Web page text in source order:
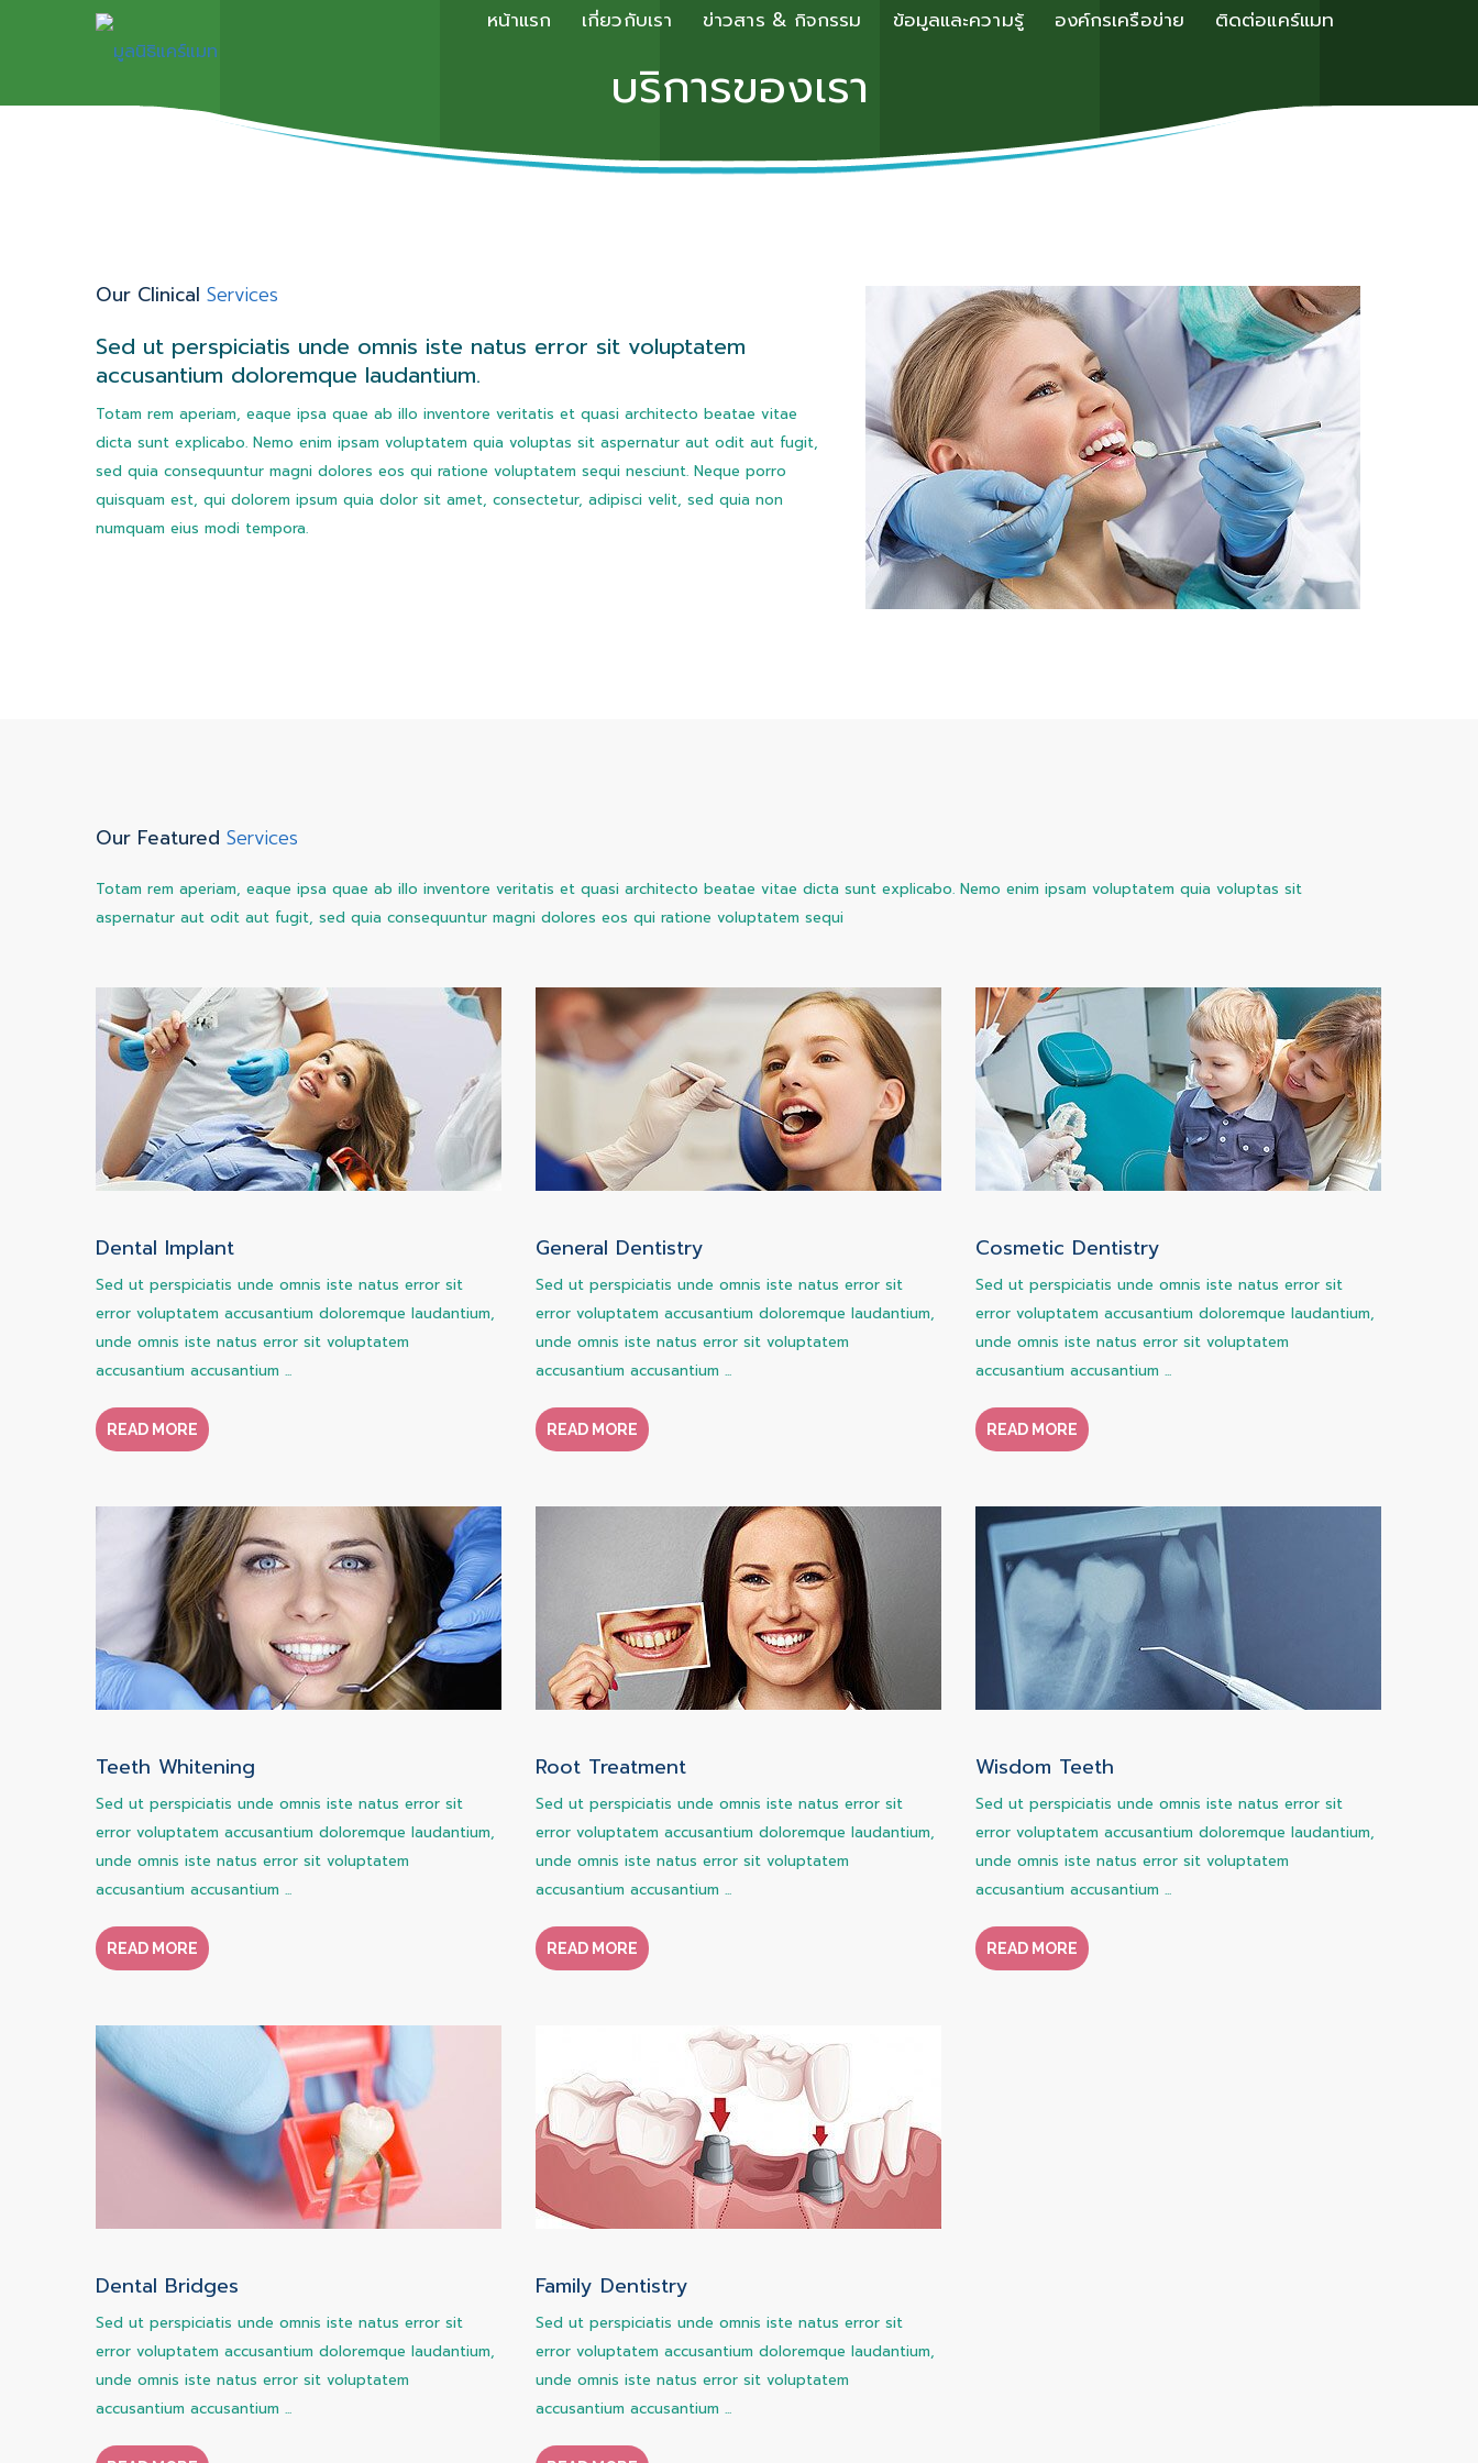
หน้าแรก เกี่ยวกับเรา ข่าวสาร & กิจกรรม ข้อมูลและความรู้ องค์กรเครือข่าย ติดต่อแคร์แมท
บริการของเรา
Our Clinical Services
Sed ut perspiciatis unde omnis iste natus error sit voluptatem
accusantium doloremque laudantium.
Totam rem aperiam, eaque ipsa quae ab illo inventore veritatis et quasi architecto beatae vitae
dicta sunt explicabo. Nemo enim ipsam voluptatem quia voluptas sit aspernatur aut odit aut fugit,
sed quia consequuntur magni dolores eos qui ratione voluptatem sequi nesciunt. Neque porro
quisquam est, qui dolorem ipsum quia dolor sit amet, consectetur, adipisci velit, sed quia non
numquam eius modi tempora.
Our Featured Services
Totam rem aperiam, eaque ipsa quae ab illo inventore veritatis et quasi architecto beatae vitae dicta sunt explicabo. Nemo enim ipsam voluptatem quia voluptas sit
aspernatur aut odit aut fugit, sed quia consequuntur magni dolores eos qui ratione voluptatem sequi
Dental Implant
Sed ut perspiciatis unde omnis iste natus error sit
error voluptatem accusantium doloremque laudantium,
unde omnis iste natus error sit voluptatem
accusantium accusantium ...
READ MORE
General Dentistry
Sed ut perspiciatis unde omnis iste natus error sit
error voluptatem accusantium doloremque laudantium,
unde omnis iste natus error sit voluptatem
accusantium accusantium ...
READ MORE
Cosmetic Dentistry
Sed ut perspiciatis unde omnis iste natus error sit
error voluptatem accusantium doloremque laudantium,
unde omnis iste natus error sit voluptatem
accusantium accusantium ...
READ MORE
Teeth Whitening
Sed ut perspiciatis unde omnis iste natus error sit
error voluptatem accusantium doloremque laudantium,
unde omnis iste natus error sit voluptatem
accusantium accusantium ...
READ MORE
Root Treatment
Sed ut perspiciatis unde omnis iste natus error sit
error voluptatem accusantium doloremque laudantium,
unde omnis iste natus error sit voluptatem
accusantium accusantium ...
READ MORE
Wisdom Teeth
Sed ut perspiciatis unde omnis iste natus error sit
error voluptatem accusantium doloremque laudantium,
unde omnis iste natus error sit voluptatem
accusantium accusantium ...
READ MORE
Dental Bridges
Sed ut perspiciatis unde omnis iste natus error sit
error voluptatem accusantium doloremque laudantium,
unde omnis iste natus error sit voluptatem
accusantium accusantium ...
Family Dentistry
Sed ut perspiciatis unde omnis iste natus error sit
error voluptatem accusantium doloremque laudantium,
unde omnis iste natus error sit voluptatem
accusantium accusantium ...